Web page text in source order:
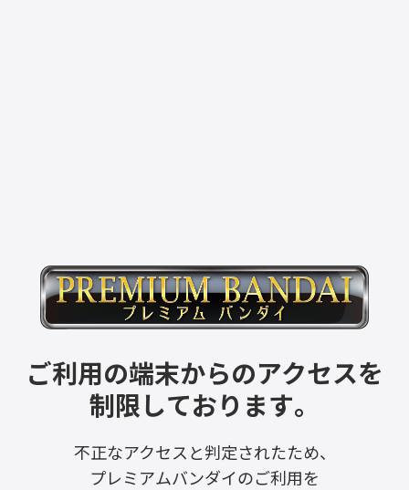
ご利用の端末からのアクセスを
制限しております。
不正なアクセスと判定されたため、
プレミアムバンダイのご利用を